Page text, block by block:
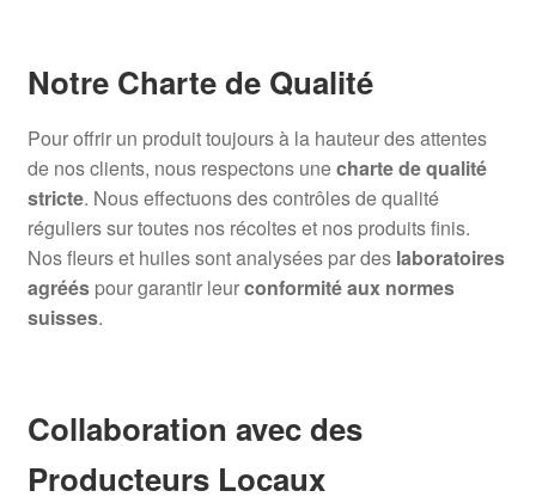
Notre Charte de Qualité
Pour offrir un produit toujours à la hauteur des attentes
de nos clients, nous respectons unecharte de qualité
stricte. Nous effectuons des contrôles de qualité
réguliers sur toutes nos récoltes et nos produits finis.
Nos fleurs et huiles sont analysées par des laboratoires
agrééspour garantir leurconformité aux normes
suisses.
Collaboration avec des
Producteurs Locaux